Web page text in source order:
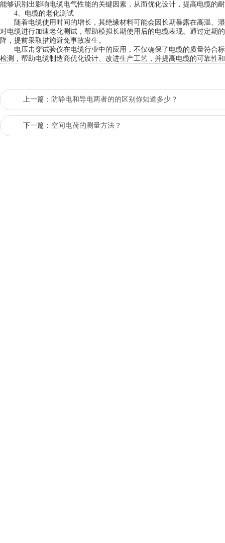
能够识别出影响电缆电气性能的关键因素，从而优化设计，提高电缆的
4、电缆的老化测试
随着电缆使用时间的增长，其绝缘材料可能会因长期暴露在高温、
对电缆进行加速老化测试，帮助模拟长期使用后的电缆表现。通过定期
降，提前采取措施避免事故发生。
电压击穿试验仪在电缆行业中的应用，不仅确保了电缆的质量符合
检测，帮助电缆制造商优化设计、改进生产工艺，并提高电缆的可靠性
上一篇： 防静电和导电两者的的区别你知道多少？
下一篇： 空间电荷的测量方法？